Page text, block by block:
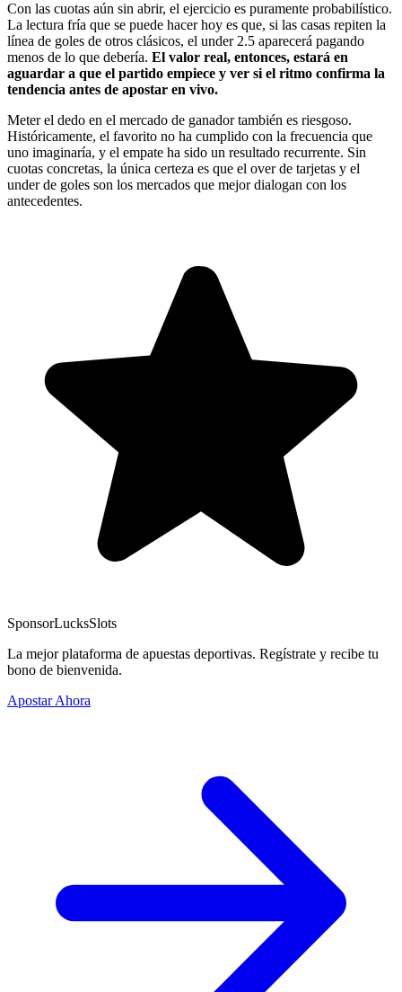
Con las cuotas aún sin abrir, el ejercicio es puramente probabilístico.
La lectura fría que se puede hacer hoy es que, si las casas repiten la
línea de goles de otros clásicos, el under 2.5 aparecerá pagando
menos de lo que debería. El valor real, entonces, estará en
aguardar a que el partido empiece y ver si el ritmo confirma la
tendencia antes de apostar en vivo.
Meter el dedo en el mercado de ganador también es riesgoso.
Históricamente, el favorito no ha cumplido con la frecuencia que
uno imaginaría, y el empate ha sido un resultado recurrente. Sin
cuotas concretas, la única certeza es que el over de tarjetas y el
under de goles son los mercados que mejor dialogan con los
antecedentes.
SponsorLucksSlots
La mejor plataforma de apuestas deportivas. Regístrate y recibe tu
bono de bienvenida.
Apostar Ahora